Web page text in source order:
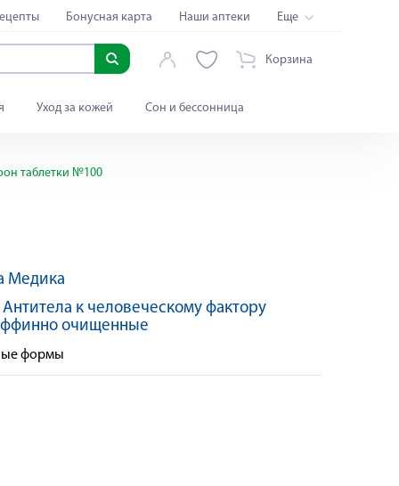
Бонусная карта Наши аптеки Еще
Корзина
Уход за кожей Сон и бессонница
таблетки №100
Медика
Антитела к человеческому фактору
очищенные
формы